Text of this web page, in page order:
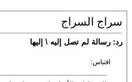
سراج السراج
رد: رسالة لم تصل إليه \ إليها
اقتباس: